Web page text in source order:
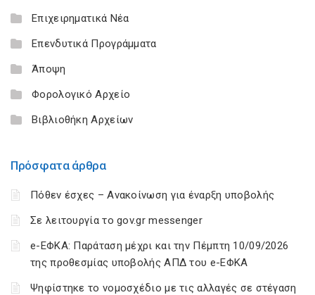
Επιχειρηματικά Νέα
Επενδυτικά Προγράμματα
Άποψη
Φορολογικό Αρχείο
Βιβλιοθήκη Αρχείων
Πρόσφατα άρθρα
Πόθεν έσχες – Ανακοίνωση για έναρξη υποβολής
Σε λειτουργία το gov.gr messenger
e-ΕΦΚΑ: Παράταση μέχρι και την Πέμπτη 10/09/2026
της προθεσμίας υποβολής ΑΠΔ του e-ΕΦΚΑ
Ψηφίστηκε το νομοσχέδιο με τις αλλαγές σε στέγαση